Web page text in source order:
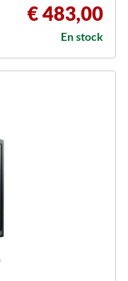
€ 483,00
En stock